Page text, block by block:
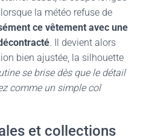
la météo refuse de
ce vêtement avec une
. Il devient alors
bien ajustée, la silhouette
se brise dès que le détail
comme un simple col
et collections